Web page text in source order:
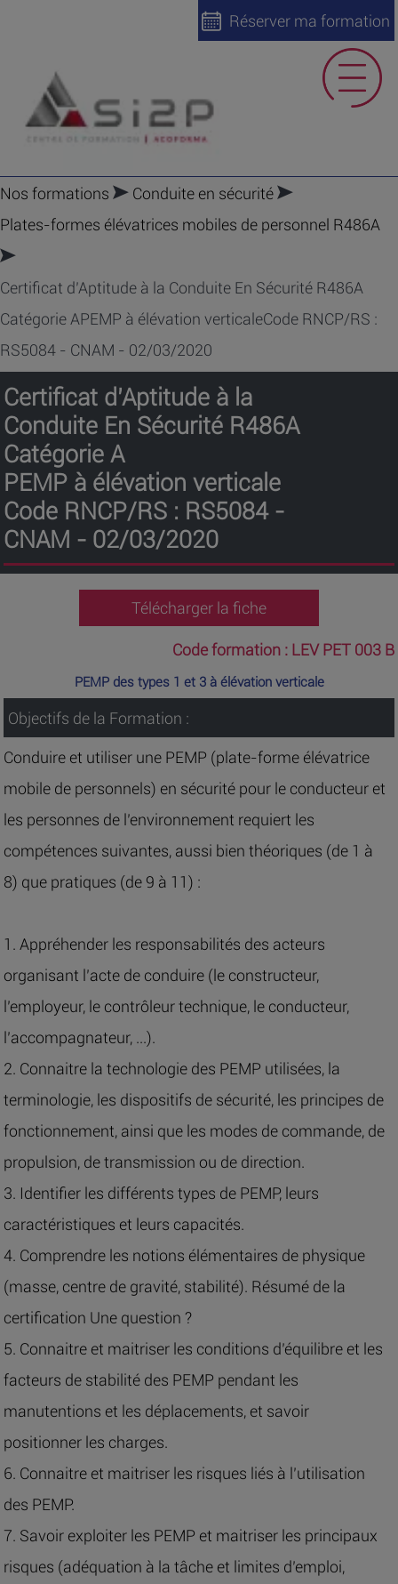
Réserver ma formation
Nos formations
Conduite en sécurité
Plates-formes élévatrices mobiles de personnel R486A
Certificat d’Aptitude à la Conduite En Sécurité R486A
Catégorie APEMP à élévation verticaleCode RNCP/RS :
RS5084 - CNAM - 02/03/2020
Certificat d’Aptitude à la
Conduite En Sécurité R486A
Catégorie A
PEMP à élévation verticale
Code RNCP/RS : RS5084 -
CNAM - 02/03/2020
Télécharger la fiche
Code formation :LEV PET 003 B
PEMP des types 1 et 3 à élévation verticale
Objectifs de la Formation :
Conduire et utiliser une PEMP (plate-forme élévatrice
mobile de personnels) en sécurité pour le conducteur et
les personnes de l’environnement requiert les
compétences suivantes, aussi bien théoriques (de 1 à
8) que pratiques (de 9 à 11) :
1. Appréhender les responsabilités des acteurs
organisant l’acte de conduire (le constructeur,
l’employeur, le contrôleur technique, le conducteur,
l’accompagnateur, ...).
2. Connaitre la technologie des PEMP utilisées, la
terminologie, les dispositifs de sécurité, les principes de
fonctionnement, ainsi que les modes de commande, de
propulsion, de transmission ou de direction.
3. Identifier les différents types de PEMP, leurs
caractéristiques et leurs capacités.
4. Comprendre les notions élémentaires de physique
(masse, centre de gravité, stabilité). Résumé de la
certification Une question ?
5. Connaitre et maitriser les conditions d’équilibre et les
facteurs de stabilité des PEMP pendant les
manutentions et les déplacements, et savoir
positionner les charges.
6. Connaitre et maitriser les risques liés à l’utilisation
des PEMP.
7. Savoir exploiter les PEMP et maitriser les principaux
risques (adéquation à la tâche et limites d’emploi,